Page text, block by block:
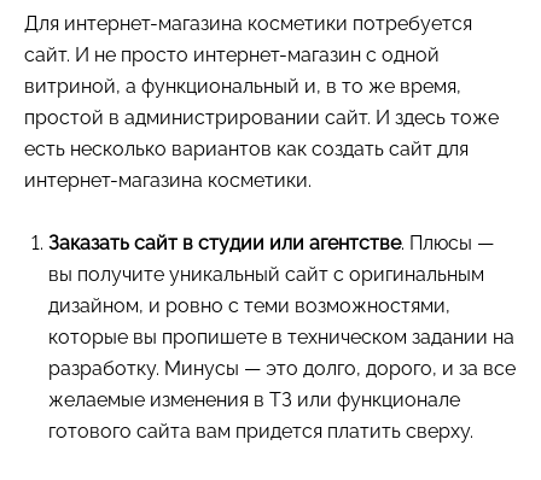
Для интернет-магазина косметики потребуется
сайт. И не просто интернет-магазин с одной
витриной, а функциональный и, в то же время,
простой в администрировании сайт. И здесь тоже
есть несколько вариантов как создать сайт для
интернет-магазина косметики.
Заказать сайт в студии или агентстве. Плюсы —
вы получите уникальный сайт с оригинальным
дизайном, и ровно с теми возможностями,
которые вы пропишете в техническом задании на
разработку. Минусы — это долго, дорого, и за все
желаемые изменения в ТЗ или функционале
готового сайта вам придется платить сверху.